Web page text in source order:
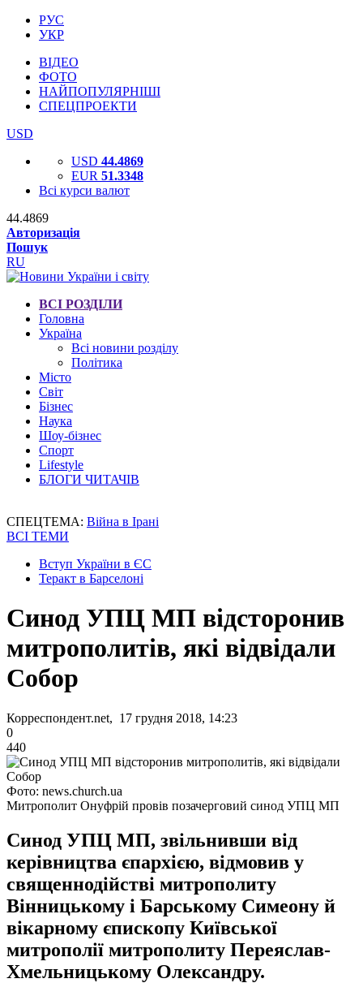
РУС
УКР
ВІДЕО
ФОТО
НАЙПОПУЛЯРНІШІ
СПЕЦПРОЕКТИ
USD
USD 44.4869
EUR 51.3348
Всі курси валют
44.4869
Авторизація
Пошук
RU
ВСІ РОЗДІЛИ
Головна
Україна
Всі новини розділу
Політика
Місто
Світ
Бізнес
Наука
Шоу-бізнес
Спорт
Lifestyle
БЛОГИ ЧИТАЧІВ
СПЕЦТЕМА: Війна в Ірані
ВСІ ТЕМИ
Вступ України в ЄС
Теракт в Барселоні
Синод УПЦ МП відсторонив
митрополитів, які відвідали
Собор
Корреспондент.net, 17 грудня 2018, 14:23
0
440
Фото: news.church.ua
Митрополит Онуфрій провів позачерговий синод УПЦ МП
Синод УПЦ МП, звільнивши від
керівництва єпархією, відмовив у
священнодійстві митрополиту
Вінницькому і Барському Симеону й
вікарному єпископу Київської
митрополії митрополиту Переяслав-
Хмельницькому Олександру.